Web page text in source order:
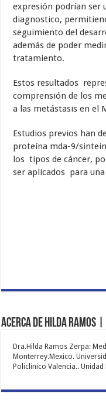
expresión podrían ser
diagnostico,
seguimiento del
además de poder
tratamiento.
Estos resultados
comprensión de los
a las metástasis en el
Estudios previos han
proteína mda-9/
los tipos de cáncer,
ser aplicados para
Acerca de Hilda Ramos
Dra.Hilda Ramos Zerpa:
Monterrey.Mexico.
Policlinico Valencia..